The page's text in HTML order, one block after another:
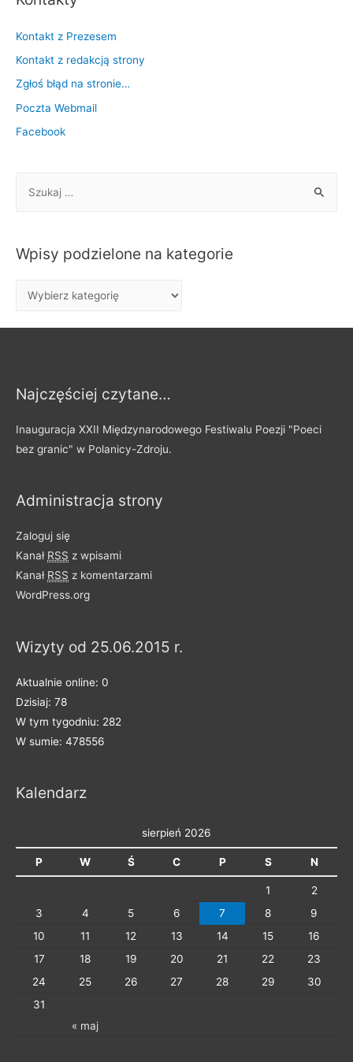
Kontakt z Prezesem
Kontakt z redakcją strony
Zgłoś błąd na stronie…
Poczta Webmail
Facebook
kWpisy podzielone na kategorie
p
e
k
e
g
i
Najczęściej czytane…
Inauguracja XXII Międzynarodowego Festiwalu Poezji "Poeci
bez granic" w Polanicy-Zdroju.
Administracja strony
Zaloguj się
Kanał RSS z wpisami
Kanał RSS z komentarzami
WordPress.org
Wizyty od 25.06.2015 r.
Aktualnie online: 0
Dzisiaj: 78
W tym tygodniu: 282
W sumie: 478556
Kalendarz
sierpień 2026
P W Ś C P S N
« maj
1
2
3
4 5 6 7 8
9
10
11 12 13 14 15
16
17
18 19 20 21 22
23
24
25 26 27 28 29
30
31